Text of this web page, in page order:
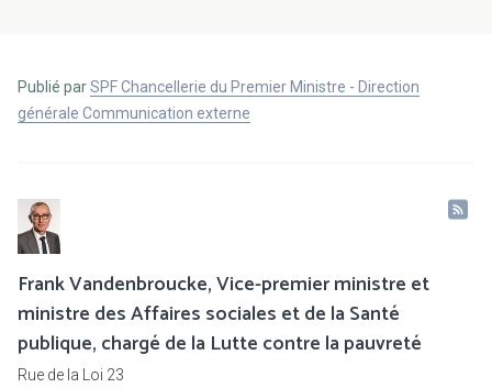
Publié parSPF Chancellerie du Premier Ministre - Direction
générale Communication externe
Frank Vandenbroucke, Vice-premier ministre et
ministre des Affaires sociales et de la Santé
publique, chargé de la Lutte contre la pauvreté
Rue de la Loi 23